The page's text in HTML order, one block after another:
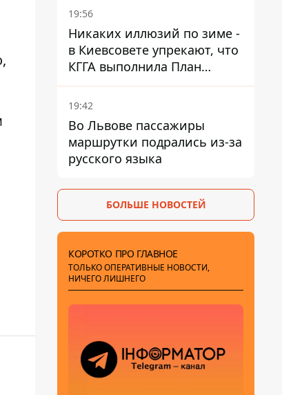
19:56
Никаких иллюзий по зиме -
в Киевсовете упрекают, что
КГГА выполнила План
устойчивости на 20%
19:42
Во Львове пассажиры
маршрутки подрались из-за
русского языка
БОЛЬШЕ НОВОСТЕЙ
КОРОТКО ПРО ГЛАВНОЕ
ТОЛЬКО ОПЕРАТИВНЫЕ НОВОСТИ,
НИЧЕГО ЛИШНЕГО